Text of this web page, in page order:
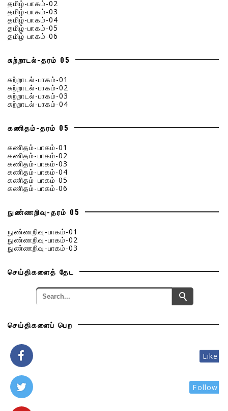
தமிழ்-பாகம்-02
தமிழ்-பாகம்-03
தமிழ்-பாகம்-04
தமிழ்-பாகம்-05
தமிழ்-பாகம்-06
சுற்றாடல்-தரம் 05
சுற்றாடல்-பாகம்-01
சுற்றாடல்-பாகம்-02
சுற்றாடல்-பாகம்-03
சுற்றாடல்-பாகம்-04
கணிதம்-தரம் 05
கணிதம்-பாகம்-01
கணிதம்-பாகம்-02
கணிதம்-பாகம்-03
கணிதம்-பாகம்-04
கணிதம்-பாகம்-05
கணிதம்-பாகம்-06
நுண்ணறிவு-தரம் 05
நுண்ணறிவு-பாகம்-01
நுண்ணறிவு-பாகம்-02
நுண்ணறிவு-பாகம்-03
செய்திகளைத் தேட
செய்திகளைப் பெற
Like
Follow